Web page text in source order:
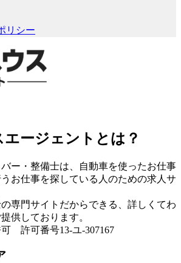
リシー
ージェントとは？
ー・整備士は、自動車を使ったお仕事
お仕事を探している人のための求人サ
専門サイトだからできる、詳しくてわ
供しております。
許可番号13-ユ-307167